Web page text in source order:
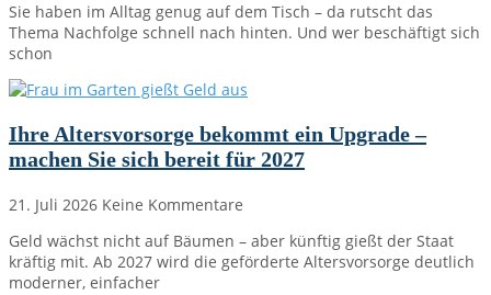
Sie haben im Alltag genug auf dem Tisch – da rutscht das
Thema Nachfolge schnell nach hinten. Und wer beschäftigt sich
schon
Ihre Altersvorsorge bekommt ein Upgrade –
machen Sie sich bereit für 2027
21. Juli 2026 Keine Kommentare
Geld wächst nicht auf Bäumen – aber künftig gießt der Staat
kräftig mit. Ab 2027 wird die geförderte Altersvorsorge deutlich
moderner, einfacher